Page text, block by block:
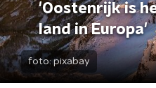
'Oostenrijk is
land in Europa'
foto:pixabay